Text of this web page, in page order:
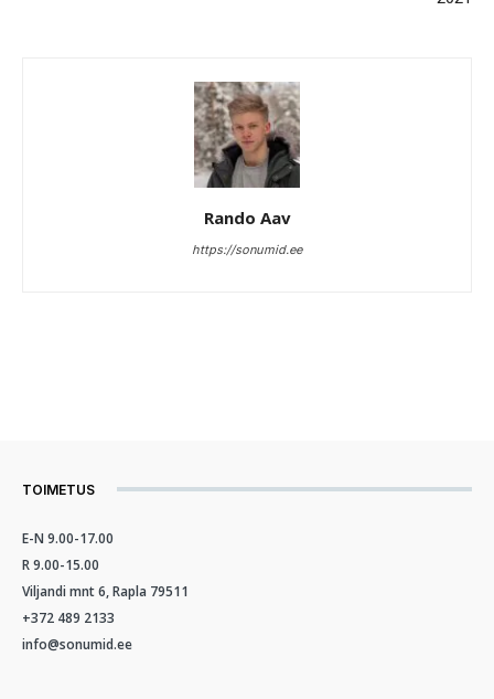
Rando Aav
https://sonumid.ee
TOIMETUS
E-N 9.00-17.00
R 9.00-15.00
Viljandi mnt 6, Rapla 79511
+372 489 2133
info@sonumid.ee